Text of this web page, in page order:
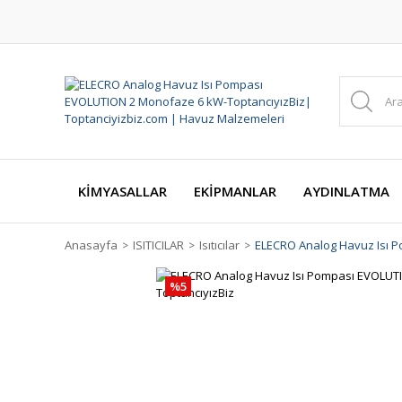
KİMYASALLAR EKİPMANLAR AYDINLATMA
Anasayfa ISITICILAR Isıtıcılar ELECRO Analog Havuz Isı
%5